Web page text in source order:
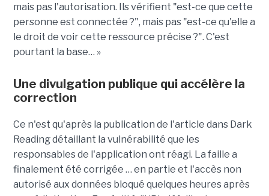
mais pas l'autorisation. Ils vérifient "est-ce que cette
personne est connectée ?", mais pas "est-ce qu'elle a
le droit de voir cette ressource précise ?". C'est
pourtant la base… »
Une divulgation publique qui accélère la
correction
Ce n'est qu'après la publication de l'article dans Dark
Reading détaillant la vulnérabilité que les
responsables de l'application ont réagi. La faille a
finalement été corrigée … en partie et l'accès non
autorisé aux données bloqué quelques heures après